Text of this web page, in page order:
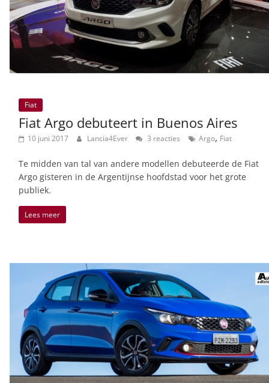
Fiat
Fiat Argo debuteert in Buenos Aires
10 juni 2017 Lancia4Ever 3 reacties Argo, Fiat
Te midden van tal van andere modellen debuteerde de Fiat
Argo gisteren in de Argentijnse hoofdstad voor het grote
publiek.
Lees meer